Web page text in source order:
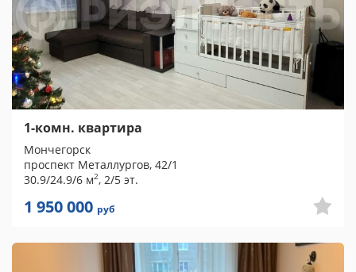
1-комн. квартира
Мончегорск
проспект Металлургов, 42/1
30.9/24.9/6 м2, 2/5 эт.
1 950 000 руб